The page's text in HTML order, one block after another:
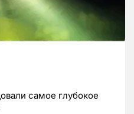
самое глубокое